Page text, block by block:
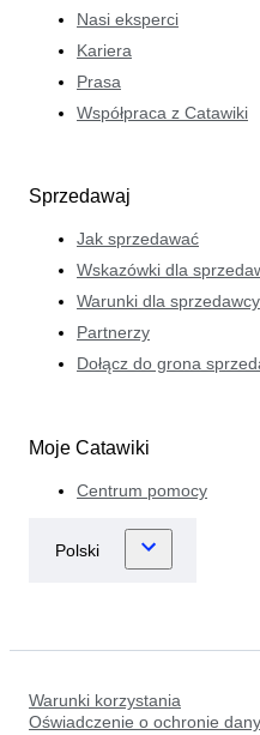
Nasi eksperci
Kariera
Prasa
Współpraca z Catawiki
Sprzedawaj
Jak sprzedawać
Wskazówki dla
Warunki dla sprzedawcy
Partnerzy
Dołącz do grona
Moje Catawiki
Centrum pomocy
Warunki korzystania
Oświadczenie o ochronie